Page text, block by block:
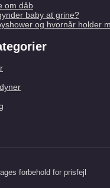
om dåb
baby at grine?
og hvornår holder
forbehold for prisfejl